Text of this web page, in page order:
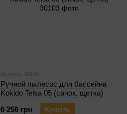
Артикул: 30103
Ручной пылесос для бассейна
Kokido Telsa 05 (сачок, щетка)
6 256 грн
Купить